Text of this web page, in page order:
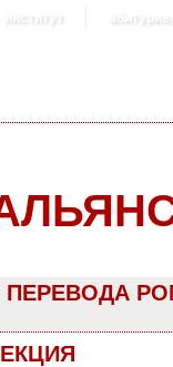
институт